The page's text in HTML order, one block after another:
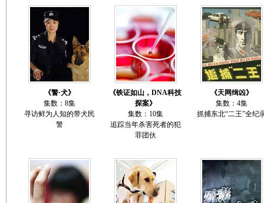
《警·犬》
集数：8集
寻访鲜为人知的带犬民
警
《铁证如山，DNA科技
探案》
集数：10集
追踪当年杀害死者的犯
罪团伙
《天网缉凶》
集数：4集
抓捕东北“二王”全纪